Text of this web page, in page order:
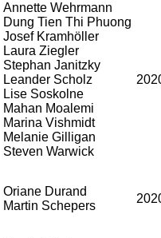
Annette Wehrmann
Dung Tien Thi Phuong
Josef Kramhöller
Laura Ziegler
Stephan Janitzky
Leander Scholz
Lise Soskolne
Mahan Moalemi
Marina Vishmidt
Melanie Gilligan
Steven Warwick
Oriane Durand
Martin Schepers